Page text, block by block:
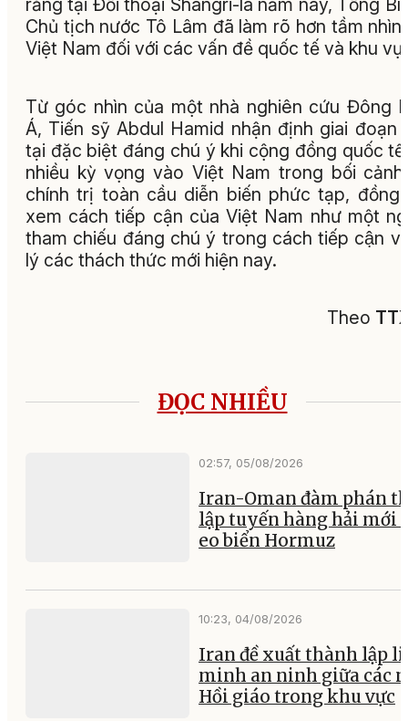
rằng tại Đối thoại Shangri-la năm nay, Tổng Bí
Chủ tịch nước Tô Lâm đã làm rõ hơn tầm nhìn
Việt Nam đối với các vấn đề quốc tế và khu
Từ góc nhìn của một nhà nghiên cứu Đông
Á, Tiến sỹ Abdul Hamid nhận định giai đoạn
tại đặc biệt đáng chú ý khi cộng đồng quốc
nhiều kỳ vọng vào Việt Nam trong bối
chính trị toàn cầu diễn biến phức tạp, đồng
xem cách tiếp cận của Việt Nam như một
tham chiếu đáng chú ý trong cách tiếp cận
lý các thách thức mới hiện nay.
Theo
ĐỌC NHIỀU
02:57, 05/08/2026
Iran-Oman đàm phán
lập tuyến hàng hải mới
eo biển Hormuz
10:23, 04/08/2026
Iran đề xuất thành lập
minh an ninh giữa các
Hồi giáo trong khu vực